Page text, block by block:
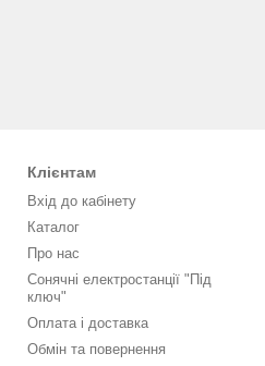
Клієнтам
Вхід до кабінету
Каталог
Про нас
Сонячні електростанції "Під
ключ"
Оплата і доставка
Обмін та повернення